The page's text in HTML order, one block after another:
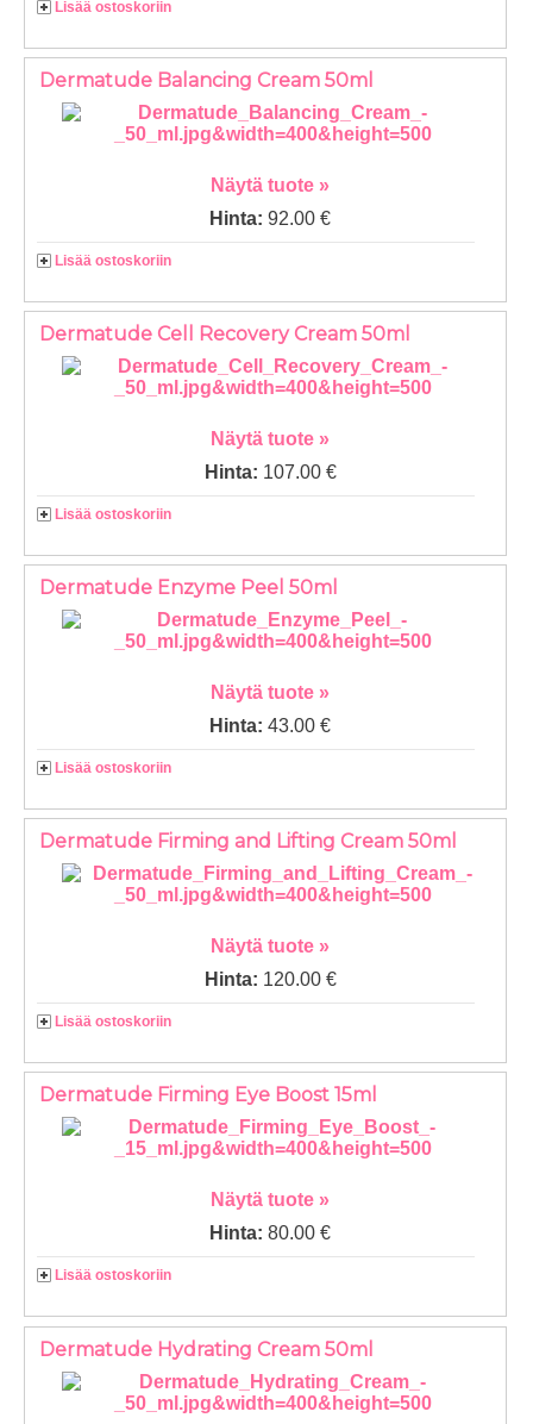
Lisää ostoskoriin
Dermatude Balancing Cream 50ml
Näytä tuote »
Hinta:92.00 €
Lisää ostoskoriin
Dermatude Cell Recovery Cream 50ml
Näytä tuote »
Hinta: 107.00 €
Lisää ostoskoriin
Dermatude Enzyme Peel 50ml
Näytä tuote »
Hinta:43.00 €
Lisää ostoskoriin
Dermatude Firming and Lifting Cream 50ml
Näytä tuote »
Hinta: 120.00 €
Lisää ostoskoriin
Dermatude Firming Eye Boost 15ml
Näytä tuote »
Hinta:80.00 €
Lisää ostoskoriin
Dermatude Hydrating Cream 50ml